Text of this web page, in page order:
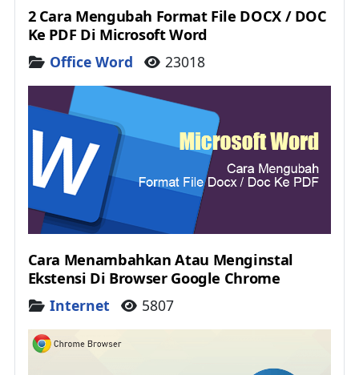
2 Cara Mengubah Format File DOCX / DOC
Ke PDF Di Microsoft Word
DetailsOffice Word 23018
Cara Menambahkan Atau Menginstal
Ekstensi Di Browser Google Chrome
Details
Internet 5807